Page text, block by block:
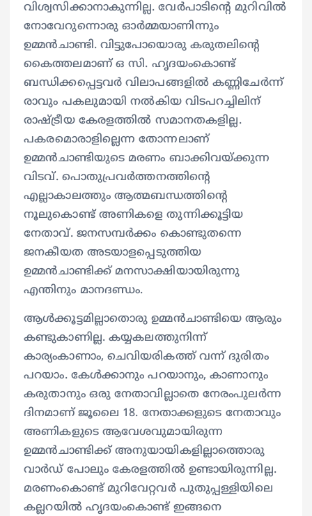
വിശ്വസിക്കാനാകുന്നില്ല. വേര്‍പാടിന്‍റെ മുറിവില്‍
നോവേറുന്നൊരു ഓര്‍മ്മയാണിന്നും
ഉമ്മന്‍ചാണ്ടി. വിട്ടുപോയൊരു കരുതലിന്‍റെ
കൈത്തലമാണ് ഒ സി. ഹൃദയംകൊണ്ട്
ബന്ധിക്കപ്പെട്ടവര്‍ വിലാപങ്ങളില്‍ കണ്ണിചേര്‍ന്ന്
രാവും പകലുമായി നല്‍കിയ വിടപറച്ചിലിന്
രാഷ്ട്രീയ കേരളത്തില്‍ സമാനതകളില്ല.
പകരമൊരാളില്ലെന്ന തോന്നലാണ്
ഉമ്മന്‍ചാണ്ടിയുടെ മരണം ബാക്കിവയ്ക്കുന്ന
വിടവ്. പൊതുപ്രവര്‍ത്തനത്തിന്‍റെ
എല്ലാകാലത്തും ആത്മബന്ധത്തിന്‍റെ
നൂലുകൊണ്ട് അണികളെ തുന്നിക്കൂട്ടിയ
നേതാവ്. ജനസമ്പര്‍ക്കം കൊണ്ടുതന്നെ
ജനകീയത അടയാളപ്പെടുത്തിയ
ഉമ്മന്‍ചാണ്ടിക്ക് മനസാക്ഷിയായിരുന്നു
എന്തിനും മാനദണ്ഡം.
ആള്‍ക്കൂട്ടമില്ലാതൊരു ഉമ്മന്‍ചാണ്ടിയെ ആരും
കണ്ടുകാണില്ല. കയ്യകലത്തുനിന്ന്
കാര്യംകാണാം, ചെവിയരികത്ത് വന്ന് ദുരിതം
പറയാം. കേള്‍ക്കാനും പറയാനും, കാണാനും
കരുതാനും ഒരു നേതാവില്ലാതെ നേരംപുലര്‍ന്ന
ദിനമാണ് ജൂലൈ 18. നേതാക്കളുടെ നേതാവും
അണികളുടെ ആവേശവുമായിരുന്ന
ഉമ്മന്‍ചാണ്ടിക്ക് അനുയായികളില്ലാത്തൊരു
വാര്‍ഡ് പോലും കേരളത്തില്‍ ഉണ്ടായിരുന്നില്ല.
മരണംകൊണ്ട് മുറിവേറ്റവര്‍ പുതുപ്പള്ളിയിലെ
കല്ലറയില്‍ ഹൃദയംകൊണ്ട് ഇങ്ങനെ